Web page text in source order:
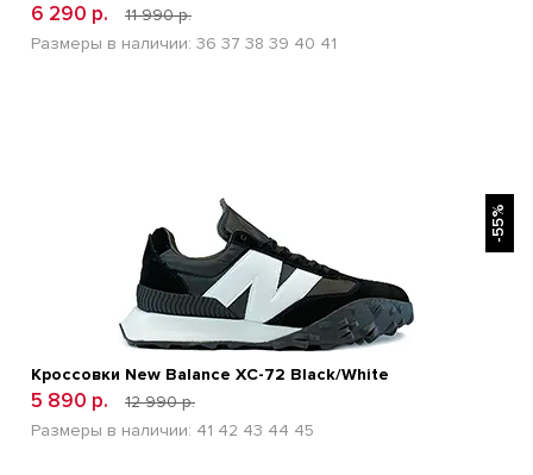
6 290 р.
11 990 р.
Размеры в наличии: 36 37 38 39 40 41
-55%
Кроссовки New Balance XC-72 Black/White
5 890 р.
12 990 р.
Размеры в наличии: 41 42 43 44 45